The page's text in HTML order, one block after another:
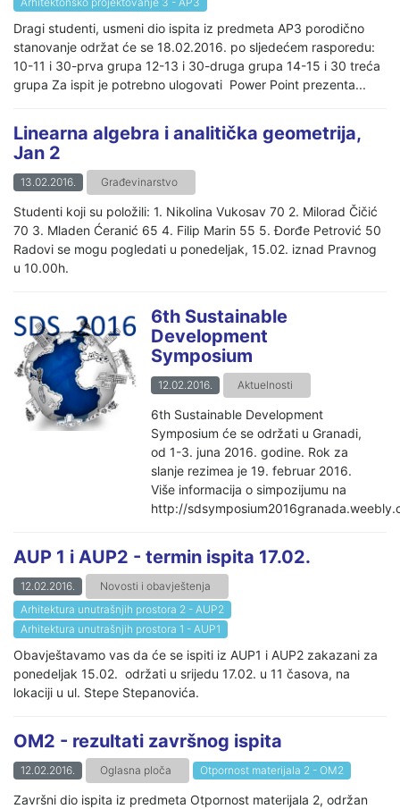
Dragi studenti, usmeni dio ispita iz predmeta AP3 porodično
stanovanje održat će se 18.02.2016. po sljedećem rasporedu:
10-11 i 30-prva grupa 12-13 i 30-druga grupa 14-15 i 30 treća
grupa Za ispit je potrebno ulogovati Power Point prezenta...
Linearna algebra i analitička geometrija,
Jan 2
13.02.2016. Građevinarstvo
Studenti koji su položili: 1. Nikolina Vukosav 70 2. Milorad Čičić
70 3. Mladen Ćeranić 65 4. Filip Marin 55 5. Đorđe Petrović 50
Radovi se mogu pogledati u ponedeljak, 15.02. iznad Pravnog
u 10.00h.
6th Sustainable
Development
Symposium
12.02.2016. Aktuelnosti
6th Sustainable Development
Symposium će se održati u Granadi,
od 1-3. juna 2016. godine. Rok za
slanje rezimea je 19. februar 2016.
Više informacija o simpozijumu na
http://
AUP 1 i AUP2 - termin ispita 17.02.
12.02.2016.
Novosti i obavještenja
Arhitektura unutrašnjih prostora 2 - AUP2
Arhitektura unutrašnjih prostora 1 - AUP1
Obavještavamo vas da će se ispiti iz AUP1 i AUP2 zakazani za
ponedeljak 15.02. održati u srijedu 17.02. u 11 časova, na
lokaciji u ul. Stepe Stepanovića.
OM2 - rezultati završnog ispita
12.02.2016. Oglasna ploča Otpornost materijala 2 - OM2
Završni dio ispita iz predmeta Otpornost materijala 2, održan